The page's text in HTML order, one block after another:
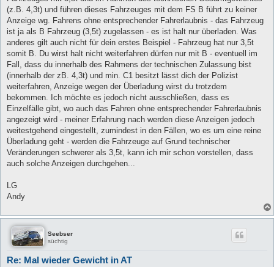
(z.B. 4,3t) und führen dieses Fahrzeuges mit dem FS B führt zu keiner
Anzeige wg. Fahrens ohne entsprechender Fahrerlaubnis - das Fahrzeug
ist ja als B Fahrzeug (3,5t) zugelassen - es ist halt nur überladen. Was
anderes gilt auch nicht für dein erstes Beispiel - Fahrzeug hat nur 3,5t
somit B. Du wirst halt nicht weiterfahren dürfen nur mit B - eventuell im
Fall, dass du innerhalb des Rahmens der technischen Zulassung bist
(innerhalb der zB. 4,3t) und min. C1 besitzt lässt dich der Polizist
weiterfahren, Anzeige wegen der Überladung wirst du trotzdem
bekommen. Ich möchte es jedoch nicht ausschließen, dass es
Einzelfälle gibt, wo auch das Fahren ohne entsprechender Fahrerlaubnis
angezeigt wird - meiner Erfahrung nach werden diese Anzeigen jedoch
weitestgehend eingestellt, zumindest in den Fällen, wo es um eine reine
Überladung geht - werden die Fahrzeuge auf Grund technischer
Veränderungen schwerer als 3,5t, kann ich mir schon vorstellen, dass
auch solche Anzeigen durchgehen...
LG
Andy
Seebser
süchtig
Re: Mal wieder Gewicht in AT